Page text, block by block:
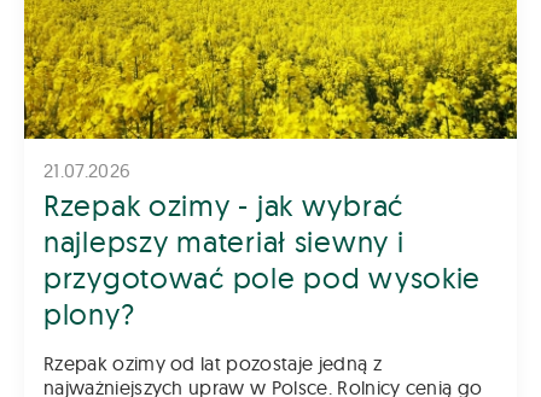
21.07.2026
Rzepak ozimy - jak wybrać
najlepszy materiał siewny i
przygotować pole pod wysokie
plony?
Rzepak ozimy od lat pozostaje jedną z
najważniejszych upraw w Polsce. Rolnicy cenią go